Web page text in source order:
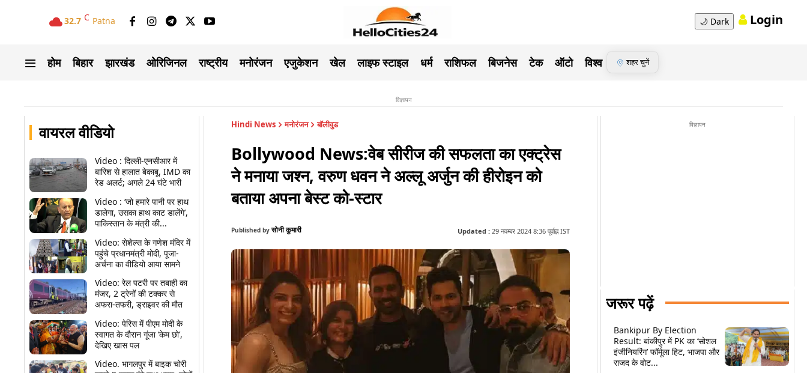
32.7 C Patna 🌙 Dark Login
होम बिहार झारखंड ओरिजिनल राष्ट्रीय मनोरंजन एजुकेशन खेल लाइफ स्टाइल धर्म राशिफल बिजनेस टेक ऑटो विश्व शहर चुनें
विज्ञापन
वायरल वीडियो
Video : दिल्ली-एनसीआर में
बारिश से हालात बेकाबू, IMD का
रेड अलर्ट; अगले 24 घंटे भारी
Video : ‘जो हमारे पानी पर हाथ
डालेगा, उसका हाथ काट डालेंगे’,
पाकिस्तान के मंत्री की...
Video: सेशेल्स के गणेश मंदिर में
पहुंचे प्रधानमंत्री मोदी, पूजा-
अर्चना का वीडियो आया सामने
Video: रेल पटरी पर तबाही का
मंजर, 2 ट्रेनों की टक्कर से
अफरा-तफरी, ड्राइवर की मौत
Video: पेरिस में पीएम मोदी के
स्वागत के दौरान गूंजा ‘केम छो’,
देखिए खास पल
Video. भागलपुर में बाइक चोरी
Hindi News मनोरंजन बॉलीवुड
Bollywood News:वेब सीरीज की सफलता का एक्ट्रेस
ने मनाया जश्न, वरुण धवन ने अल्लू अर्जुन की हीरोइन को
बताया अपना बेस्ट को-स्टार
Published by सोनी कुमारी Updated : 29 नवम्बर 2024 8:36 पूर्वाह्न IST
विज्ञापन
जरूर पढ़ें
Bankipur By Election
Result: बांकीपुर में PK का ‘सोशल
इंजीनियरिंग’ फॉर्मूला हिट, भाजपा और
राजद के वोट...